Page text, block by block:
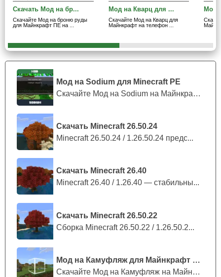
Мод на Sodium для Minecraft PE
Скачайте Мод на Sodium на Майнкрафт П...
Скачать Minecraft 26.50.24
Minecraft 26.50.24 / 1.26.50.24 предс...
Скачать Minecraft 26.40
Minecraft 26.40 / 1.26.40 — стабильны...
Скачать Minecraft 26.50.22
Сборка Minecraft 26.50.22 / 1.26.50.2...
Мод на Камуфляж для Майнкрафт ПЕ
Скачайте Мод на Камуфляж на Майнкрафт...
Скачать Мод на бр...
Скачайте Мод на броню руды
для Майнкрафт ПЕ на ...
Мод на Кварц для ...
Скачайте Мод на Кварц для
Майнкрафт на телефон ...
Мод